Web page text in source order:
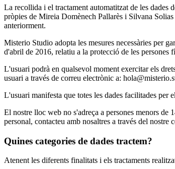
La recollida i el tractament automatitzat de les dades
pròpies de Mireia Domènech Pallarès i Silvana
anteriorment.
Misterio Studio adopta les mesures necessàries per
d'abril de 2016, relatiu a la protecció de les persones
L'usuari podrà en qualsevol moment exercitar els
usuari a través de correu electrònic a:
L'usuari manifesta que totes les dades facilitades per
El nostre lloc web no s'adreça a persones menors
personal, contacteu amb nosaltres a través del nostre
Quines categories de dades tractem?
Atenent les diferents finalitats i els tractaments